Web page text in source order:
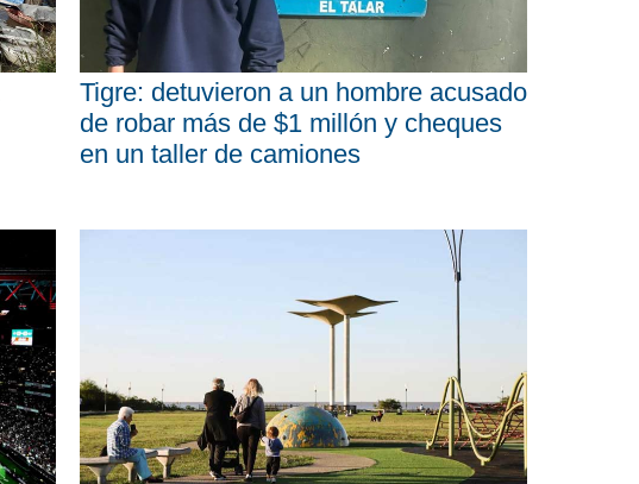
Tigre: detuvieron a un hombre acusado
de robar más de $1 millón y cheques
en un taller de camiones